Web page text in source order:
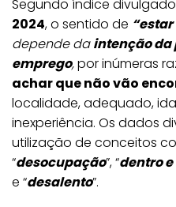
Segundo índice
2024, o sentido de
depende daintenção da
emprego,por inúmeras
achar que não vão
localidade, adequado,
inexperiência. Os dados
utilização de conceitos
“desocupação”, “dentro
e “desalento”.